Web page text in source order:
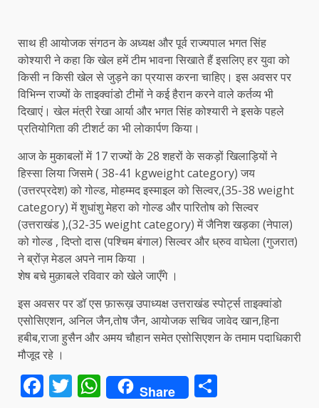
साथ ही आयोजक संगठन के अध्यक्ष और पूर्व राज्यपाल भगत सिंह
कोश्यारी ने कहा कि खेल हमें टीम भावना सिखाते हैं इसलिए हर युवा को
किसी न किसी खेल से जुड़ने का प्रयास करना चाहिए। इस अवसर पर
विभिन्न राज्यों के ताइक्वांडो टीमों ने कई हैरान करने वाले कर्तव्य भी
दिखाएं। खेल मंत्री रेखा आर्या और भगत सिंह कोश्यारी ने इसके पहले
प्रतियोगिता की टीशर्ट का भी लोकार्पण किया।
आज के मुकाबलों में 17 राज्यों के 28 शहरों के सकड़ों खिलाड़ियों ने
हिस्सा लिया जिसमे ( 38-41 kgweight category) जय
(उत्तरप्रदेश) को गोल्ड, मोहम्मद इस्माइल को सिल्वर,(35-38 weight
category) में शुधांशु मेहरा को गोल्ड और पारितोष को सिल्वर
(उत्तराखंड ),(32-35 weight category) में जैनिश खड़का (नेपाल)
को गोल्ड , दिप्तो दास (पश्चिम बंगाल) सिल्वर और ध्रुव वाघेला (गुजरात)
ने ब्रोंज़ मेडल अपने नाम किया ।
शेष बचे मुक़ाबले रविवार को खेले जाएँगे ।
इस अवसर पर डॉ एस फ़ारूख़ उपाध्यक्ष उत्तराखंड स्पोर्ट्स ताइक्वांडो
एसोसिएशन, अनिल जैन,तोष जैन, आयोजक सचिव जावेद खान,हिना
हबीब,राजा हुसैन और अमय चौहान समेत एसोसिएशन के तमाम पदाधिकारी
मौजूद रहे ।
Facebook
Twitter
WhatsApp
Share